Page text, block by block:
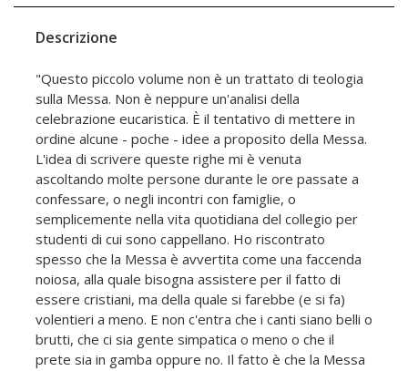
Descrizione
"Questo piccolo volume non è un trattato di teologia
sulla Messa. Non è neppure un'analisi della
celebrazione eucaristica. È il tentativo di mettere in
ordine alcune - poche - idee a proposito della Messa.
L'idea di scrivere queste righe mi è venuta
ascoltando molte persone durante le ore passate a
confessare, o negli incontri con famiglie, o
semplicemente nella vita quotidiana del collegio per
studenti di cui sono cappellano. Ho riscontrato
spesso che la Messa è avvertita come una faccenda
noiosa, alla quale bisogna assistere per il fatto di
essere cristiani, ma della quale si farebbe (e si fa)
volentieri a meno. E non c'entra che i canti siano belli o
brutti, che ci sia gente simpatica o meno o che il
prete sia in gamba oppure no. Il fatto è che la Messa